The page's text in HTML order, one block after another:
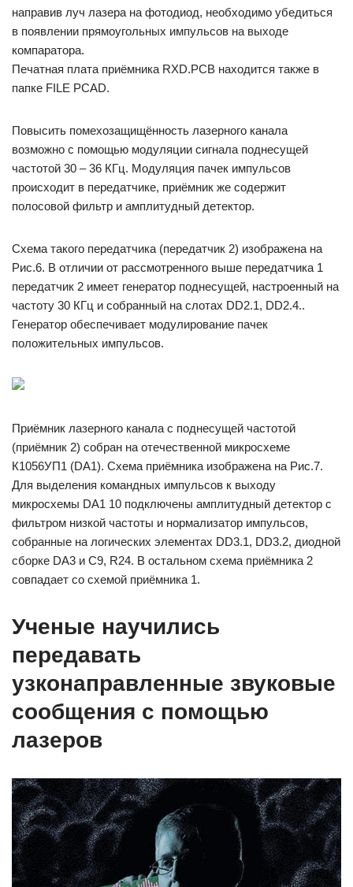
направив луч лазера на фотодиод, необходимо убедиться
в появлении прямоугольных импульсов на выходе
компаратора.
Печатная плата приёмника RXD.PCB находится также в
папке FILE PCAD.
Повысить помехозащищённость лазерного канала
возможно с помощью модуляции сигнала поднесущей
частотой 30 – 36 КГц. Модуляция пачек импульсов
происходит в передатчике, приёмник же содержит
полосовой фильтр и амплитудный детектор.
Схема такого передатчика (передатчик 2) изображена на
Рис.6. В отличии от рассмотренного выше передатчика 1
передатчик 2 имеет генератор поднесущей, настроенный на
частоту 30 КГц и собранный на слотах DD2.1, DD2.4..
Генератор обеспечивает модулирование пачек
положительных импульсов.
Приёмник лазерного канала с поднесущей частотой
(приёмник 2) собран на отечественной микросхеме
К1056УП1 (DA1). Схема приёмника изображена на Рис.7.
Для выделения командных импульсов к выходу
микросхемы DA1 10 подключены амплитудный детектор с
фильтром низкой частоты и нормализатор импульсов,
собранные на логических элементах DD3.1, DD3.2, диодной
сборке DA3 и C9, R24. В остальном схема приёмника 2
совпадает со схемой приёмника 1.
Ученые научились
передавать
узконаправленные звуковые
сообщения с помощью
лазеров